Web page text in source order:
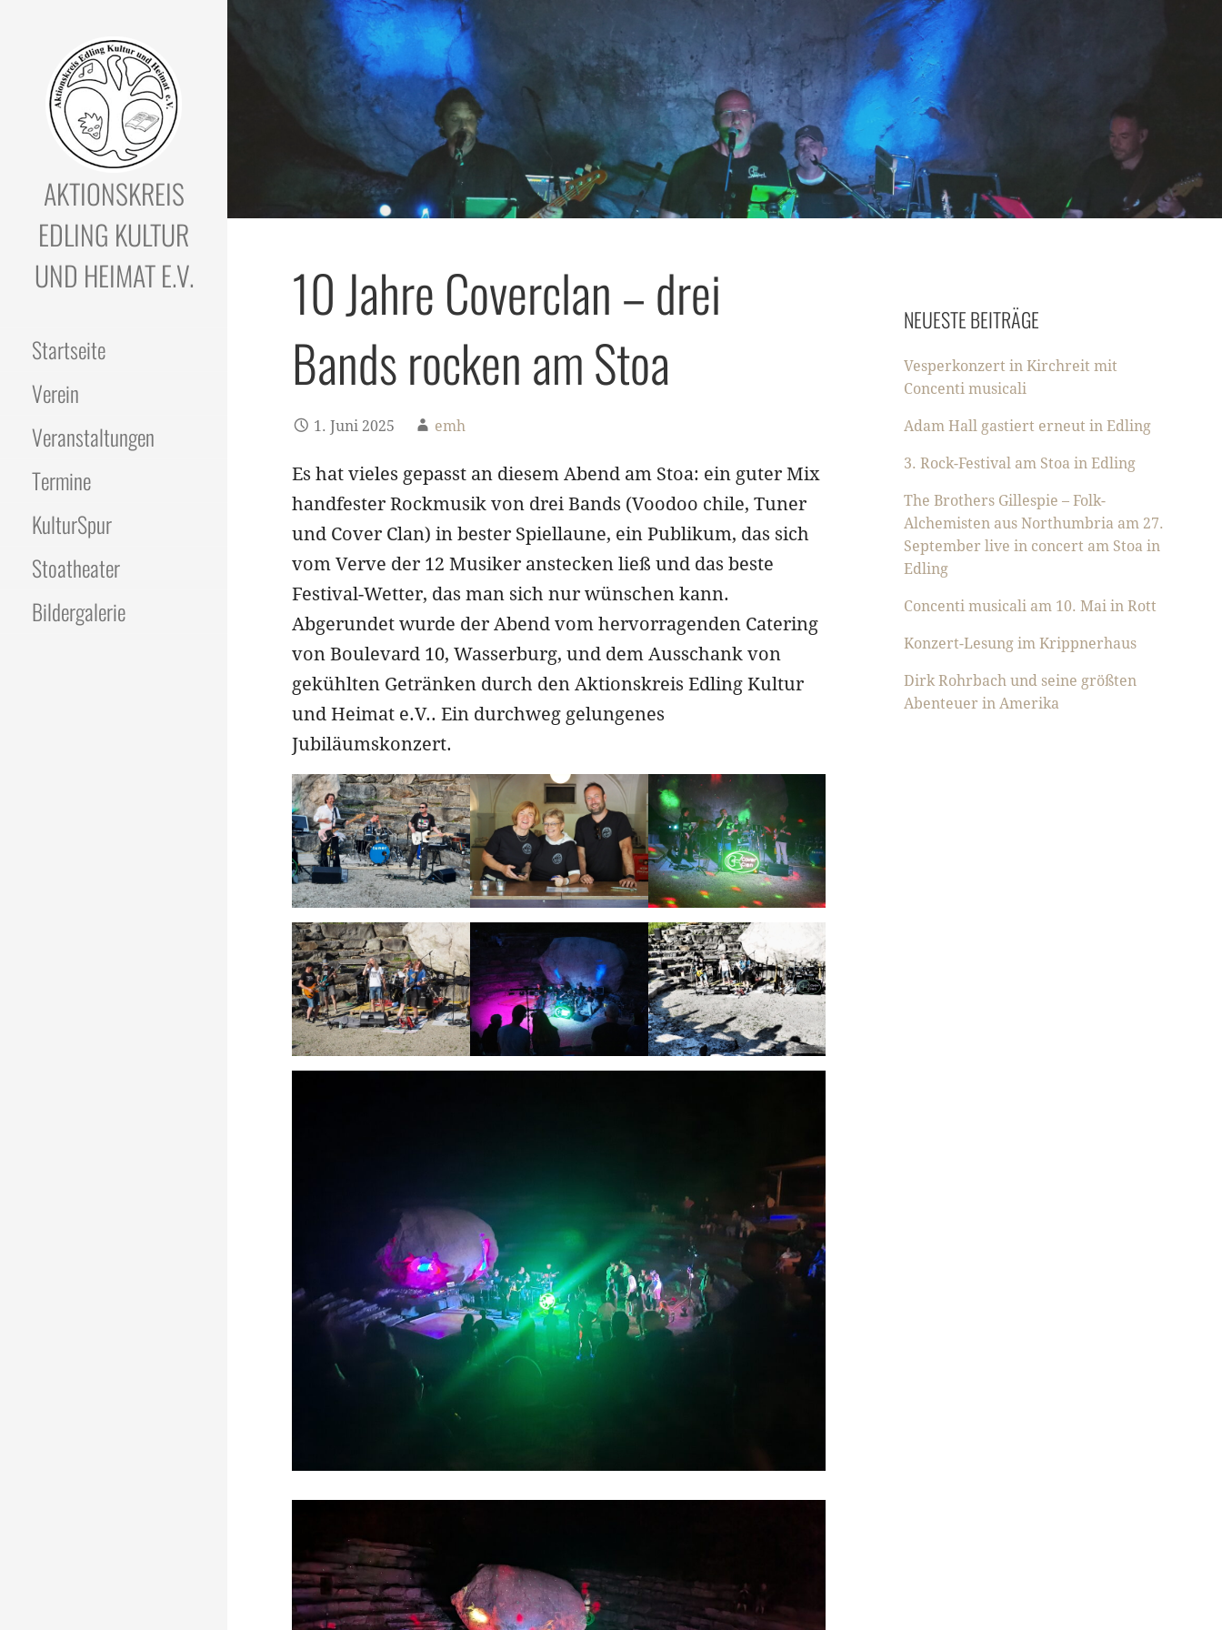
AKTIONSKREIS
EDLING KULTUR
UND HEIMAT E.V.
Startseite
Verein
Veranstaltungen
Termine
KulturSpur
Stoatheater
Bildergalerie
10 Jahre Coverclan – drei
Bands rocken am Stoa
1. Juni 2025 emh
Es hat vieles gepasst an diesem Abend am Stoa: ein guter Mix
handfester Rockmusik von drei Bands (Voodoo chile, Tuner
und Cover Clan) in bester Spiellaune, ein Publikum, das sich
vom Verve der 12 Musiker anstecken ließ und das beste
Festival-Wetter, das man sich nur wünschen kann.
Abgerundet wurde der Abend vom hervorragenden Catering
von Boulevard 10, Wasserburg, und dem Ausschank von
gekühlten Getränken durch den Aktionskreis Edling Kultur
und Heimat e.V.. Ein durchweg gelungenes
Jubiläumskonzert.
NEUESTE BEITRÄGE
Vesperkonzert in Kirchreit mit
Concenti musicali
Adam Hall gastiert erneut in Edling
3. Rock-Festival am Stoa in Edling
The Brothers Gillespie – Folk-
Alchemisten aus Northumbria am 27.
September live in concert am Stoa in
Edling
Concenti musicali am 10. Mai in Rott
Konzert-Lesung im Krippnerhaus
Dirk Rohrbach und seine größten
Abenteuer in Amerika